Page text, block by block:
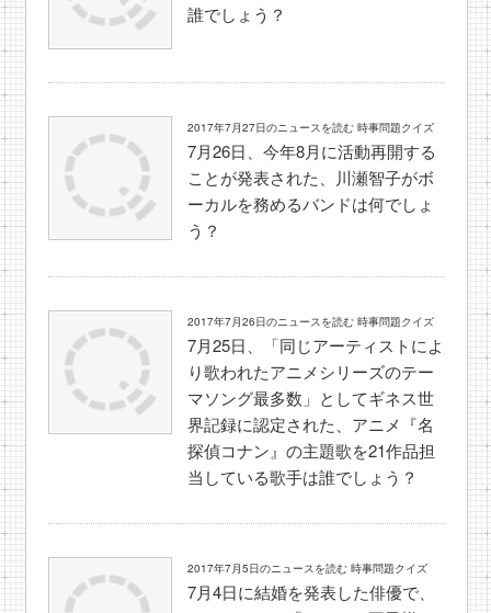
誰でしょう？
2017年7月27日のニュースを読む 時事問題クイズ
7月26日、今年8月に活動再開する
ことが発表された、川瀬智子がボ
ーカルを務めるバンドは何でしょ
う？
2017年7月26日のニュースを読む 時事問題クイズ
7月25日、「同じアーティストによ
り歌われたアニメシリーズのテー
マソング最多数」としてギネス世
界記録に認定された、アニメ『名
探偵コナン』の主題歌を21作品担
当している歌手は誰でしょう？
2017年7月5日のニュースを読む 時事問題クイズ
7月4日に結婚を発表した俳優で、